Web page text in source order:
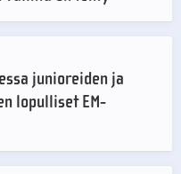
junioreiden ja
lopulliset EM-